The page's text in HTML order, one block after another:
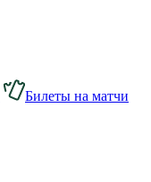
Билеты на матчи